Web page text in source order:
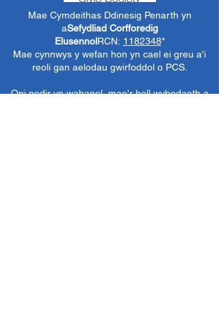
Mae Cymdeithas Ddinesig Penarth yn
aSefydliad Corfforedig
ElusennolRCN: 1182348*
Mae cynnwys y wefan hon yn cael ei greu a'i
reoli gan aelodau gwirfoddol o PCS.
Oni nodir yn wahanol, mae'r holl wybodaeth a